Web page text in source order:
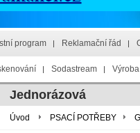
program Reklamační řád
Sodastream
Jednorázová
Úvod PSACÍ POTŘEBY